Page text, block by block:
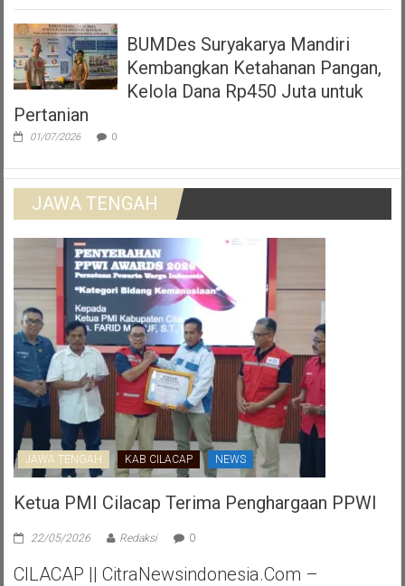
BUMDes Suryakarya Mandiri
Kembangkan Ketahanan Pangan,
Kelola Dana Rp450 Juta untuk
Pertanian
01/07/2026 0
JAWA TENGAH
JAWA TENGAH KAB CILACAP NEWS
Ketua PMI Cilacap Terima Penghargaan PPWI
22/05/2026 Redaksi 0
CILACAP || CitraNewsindonesia.com –